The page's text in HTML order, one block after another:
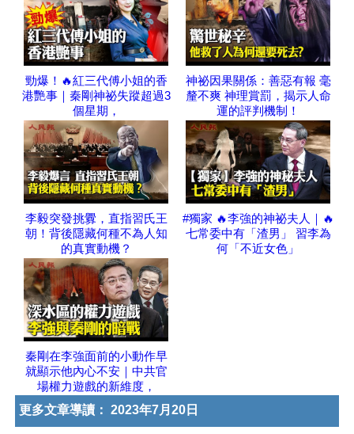
勁爆！🔥紅三代傅小姐的香
港艷事｜秦剛神祕失蹤超過3
個星期，
神祕因果關係：善惡有報 毫
釐不爽 神理賞罰，揭示人命
運的評判機制！
李毅突發挑釁，直指習氏王
朝！背後隱藏何種不為人知
的真實動機？
#獨家 🔥李強的神祕夫人｜🔥
七常委中有「渣男」 習李為
何「不近女色」
秦剛在李強面前的小動作早
就顯示他內心不安｜中共官
場權力遊戲的新維度，
更多文章導讀： 2023年7月20日